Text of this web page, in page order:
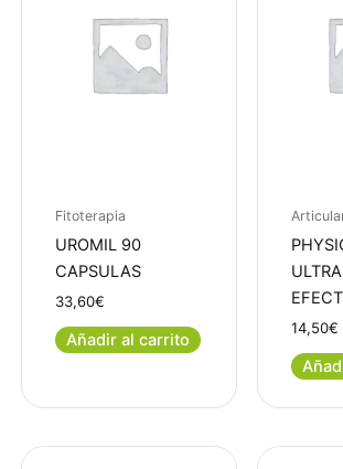
Fitoterapia
UROMIL 90
CAPSULAS
33,60€
Añadir al carrito
14,50€